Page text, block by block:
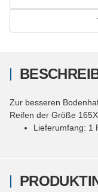
Zur besseren
Reifen der Größe
Lieferumfang: 1